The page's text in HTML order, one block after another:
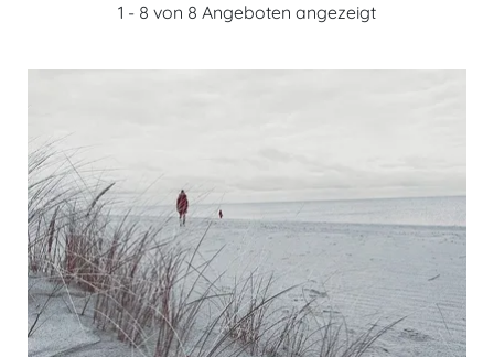
1 - 8 von 8 Angeboten angezeigt